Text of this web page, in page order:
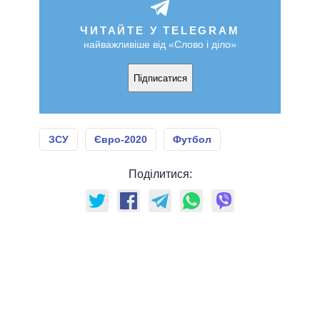
ЧИТАЙТЕ У TELEGRAM
найважливіше від «Слово і діло»
Підписатися
ЗСУ Євро-2020 Футбол
Поділитися: